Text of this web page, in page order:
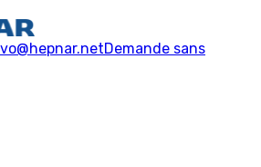
Demande sans